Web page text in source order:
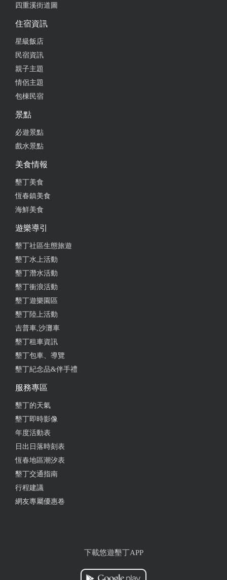
四重溪街道圖
住宿資訊
星級飯店
民宿資訊
親子主題
情侶主題
包棟民宿
景點
必遊景點
戲水景點
美食情報
墾丁美食
恆春鎮美食
海鮮美食
遊樂導引
墾丁社區生態旅遊
墾丁水上活動
墾丁潛水活動
墾丁衝浪活動
墾丁遊樂園區
墾丁陸上活動
吉普車,沙灘車
墾丁租車資訊
墾丁包車、導覽
墾丁紀念品&伴手禮
服務專區
墾丁的天氣
墾丁即時影像
年度活動表
日出日落時刻表
恆春地區潮汐表
墾丁交通指南
行程建議
網友專屬優惠卷
下載悠遊墾丁APP